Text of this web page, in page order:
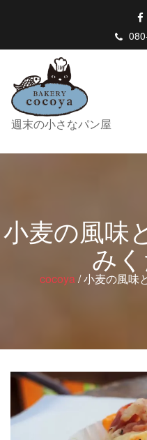
週末の小さなパン屋
小麦の風味
み
cocoya /小麦の風味